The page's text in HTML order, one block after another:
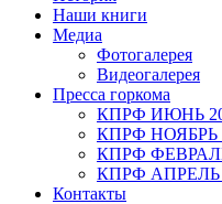
Наши книги
Медиа
Фотогалерея
Видеогалерея
Пресса горкома
КПРФ ИЮНЬ
КПРФ НОЯБРЬ
КПРФ
КПРФ АПРЕЛЬ
Контакты